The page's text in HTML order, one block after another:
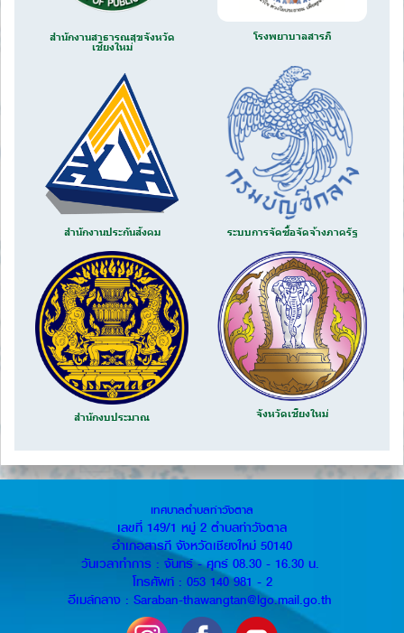
สำนักงานสาธารณสุขจังหวัด
เชียงใหม่
โรงพยาบาลสารภี
สำนักงานประกันสังคม ระบบการจัดซื้อจัดจ้างภาครัฐ
สำนักงบประมาณ จังหวัดเชียงใหม่
เทศบาลตำบลท่าวังตาล
เลขที่ 149/1 หมู่ 2 ตำบลท่าวังตาล
อำเภอสารภี จังหวัดเชียงใหม่ 50140
วันเวลาทำการ : จันทร์ - ศุกร์ 08.30 - 16.30 น.
โทรศัพท์ : 053 140 981 - 2
อีเมล์กลาง : Saraban-thawangtan@lgo.mail.go.th